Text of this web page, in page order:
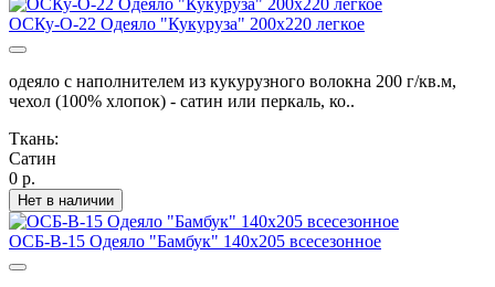
ОСКу-О-22 Одеяло "Кукуруза" 200х220 легкое
одеяло с наполнителем из кукурузного волокна 200 г/кв.м,
чехол (100% хлопок) - сатин или перкаль, ко..
Ткань:
Сатин
0 р.
Нет в наличии
ОСБ-В-15 Одеяло "Бамбук" 140х205 всесезонное